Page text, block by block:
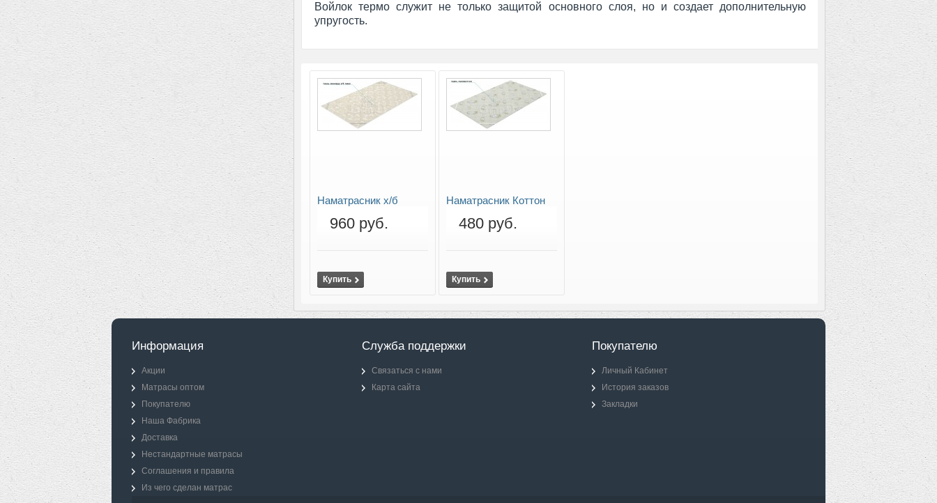
Войлок термо служит не только защитой основного слоя, но и создает дополнительную
упругость.
Наматрасник х/б
960 руб.
Купить
Наматрасник Коттон
480 руб.
Купить
Информация
Акции
Матрасы оптом
Покупателю
Наша Фабрика
Доставка
Нестандартные матрасы
Соглашения и правила
Из чего сделан матрас
Служба поддержки
Связаться с нами
Карта сайта
Покупателю
Личный Кабинет
История заказов
Закладки